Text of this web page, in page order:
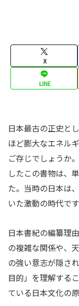
X
LINE
日本最古の正史と
ほど膨大なエネル
ご存じでしょうか
したこの書物は、
た。当時の日本は
いた激動の時代です
日本書紀の編纂理
の複雑な関係や、
の強い意志が隠さ
目的」を理解する
ている日本文化の